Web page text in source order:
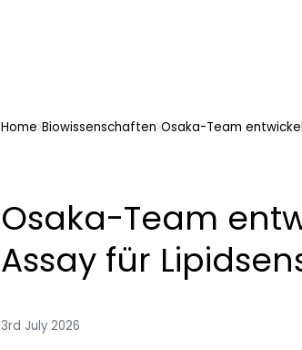
Home Biowissenschaften Osaka-Team
Osaka-Team
Assay für
3rd July 2026